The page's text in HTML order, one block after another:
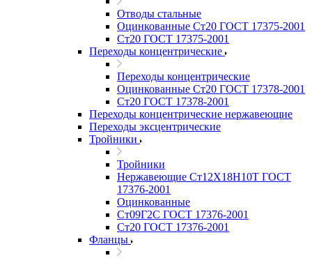
Отводы стальные
Оцинкованные Ст20 ГОСТ 17375-2001
Ст20 ГОСТ 17375-2001
Переходы концентрические
Переходы концентрические
Оцинкованные Ст20 ГОСТ 17378-2001
Ст20 ГОСТ 17378-2001
Переходы концентрические нержавеющие
Переходы эксцентрические
Тройники
Тройники
Нержавеющие Ст12Х18Н10Т ГОСТ
17376-2001
Оцинкованные
Ст09Г2С ГОСТ 17376-2001
Ст20 ГОСТ 17376-2001
Фланцы